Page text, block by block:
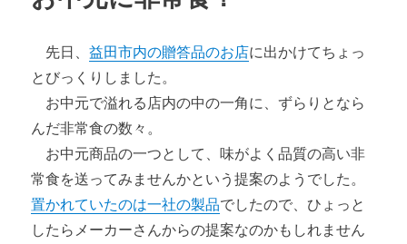
先日、益田市内の贈答品のお店に出かけてちょっ
とびっくりしました。
お中元で溢れる店内の中の一角に、ずらりとなら
んだ非常食の数々。
お中元商品の一つとして、味がよく品質の高い非
常食を送ってみませんかという提案のようでした。
置かれていたのは一社の製品でしたので、ひょっと
したらメーカーさんからの提案なのかもしれません